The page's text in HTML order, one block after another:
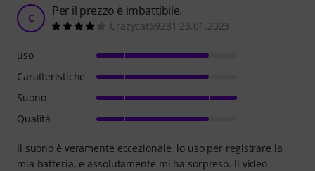
C Per il prezzo è imbattibile.
Crazycat69231 23.01.2023
Il suono è veramente eccezionale, lo uso per registrare la
mia batteria, e assolutamente mi ha sorpreso. Il video
uso
Caratteristiche
Suono
Qualità